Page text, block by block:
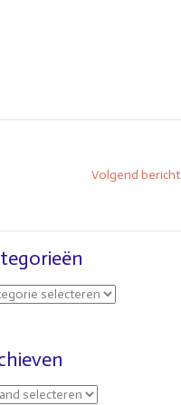
Volgend bericht